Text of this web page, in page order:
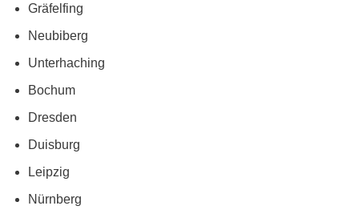
Gräfelfing
Neubiberg
Unterhaching
Bochum
Dresden
Duisburg
Leipzig
Nürnberg